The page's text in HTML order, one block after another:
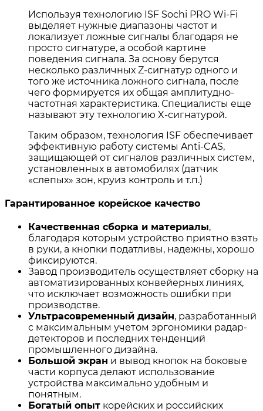
Используя технологию ISF Sochi PRO Wi-Fi
выделяет нужные диапазоны частот и
локализует ложные сигналы благодаря не
просто сигнатуре, а особой картине
поведения сигнала. За основу берутся
несколько различных Z-сигнатур одного и
того же источника ложного сигнала, после
чего формируется их общая амплитудно-
частотная характеристика. Специалисты еще
называют эту технологию X-сигнатурой.
Таким образом, технология ISF обеспечивает
эффективную работу системы Anti-CAS,
защищающей от сигналов различных систем,
установленных в автомобилях (датчик
«слепых» зон, круиз контроль и т.п.)
Гарантированное корейское качество
Качественная сборка и материалы,
благодаря которым устройство приятно взять
в руки, а кнопки податливы, надежны, хорошо
фиксируются.
Завод производитель осуществляет сборку на
автоматизированных конвейерных линиях,
что исключает возможность ошибки при
производстве.
Ультрасовременный дизайн, разработанный
с максимальным учетом эргономики радар-
детекторов и последних тенденций
промышленного дизайна.
Большой экран и вывод кнопок на боковые
части корпуса делают использование
устройства максимально удобным и
понятным.
Богатый опыт корейских и российских